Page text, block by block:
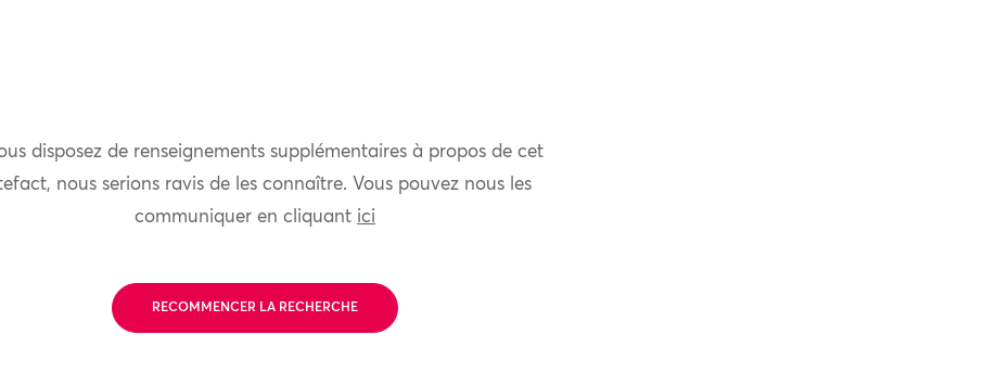
disposez de renseignements supplémentaires à propos de cet
nous serions ravis de les connaître. Vous pouvez nous les
communiquer en cliquant ici
RECOMMENCER LA RECHERCHE